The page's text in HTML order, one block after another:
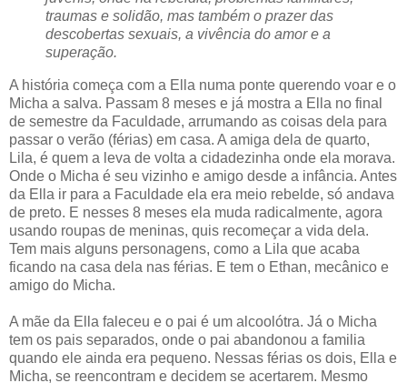
traumas e solidão, mas também o prazer das
descobertas sexuais, a vivência do amor e a
superação.
A história começa com a Ella numa ponte querendo voar e o
Micha a salva. Passam 8 meses e já mostra a Ella no final
de semestre da Faculdade, arrumando as coisas dela para
passar o verão (férias) em casa. A amiga dela de quarto,
Lila, é quem a leva de volta a cidadezinha onde ela morava.
Onde o Micha é seu vizinho e amigo desde a infância. Antes
da Ella ir para a Faculdade ela era meio rebelde, só andava
de preto. E nesses 8 meses ela muda radicalmente, agora
usando roupas de meninas, quis recomeçar a vida dela.
Tem mais alguns personagens, como a Lila que acaba
ficando na casa dela nas férias. E tem o Ethan, mecânico e
amigo do Micha.
A mãe da Ella faleceu e o pai é um alcoolótra. Já o Micha
tem os pais separados, onde o pai abandonou a familia
quando ele ainda era pequeno. Nessas férias os dois, Ella e
Micha, se reencontram e decidem se acertarem. Mesmo